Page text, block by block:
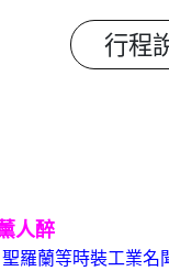
行程
人醉
羅蘭等時裝工業